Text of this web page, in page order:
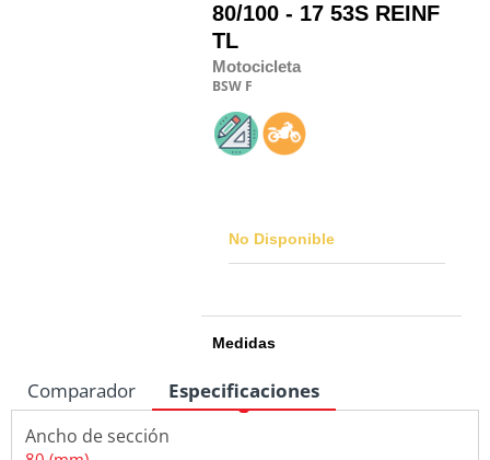
80/100 - 17 53S REINF
TL
Motocicleta
BSW F
No Disponible
Medidas
Comparador Especificaciones
Ancho de sección